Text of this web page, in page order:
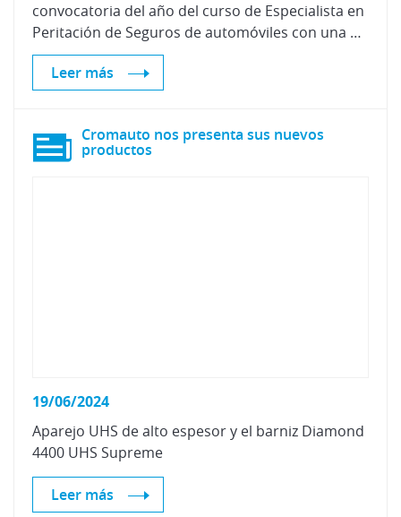
convocatoria del año del curso de Especialista en
Peritación de Seguros de automóviles con una promoción especial.
Leer más
Cromauto nos presenta sus nuevos
productos
19/06/2024
Aparejo UHS dealto espesory el barniz Diamond
4400 UHS Supreme
Leer más